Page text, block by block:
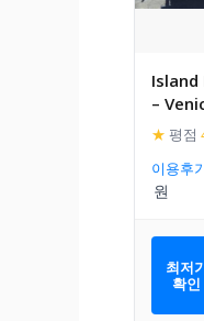
Island
–
★ 평점
이용후
최저
확인